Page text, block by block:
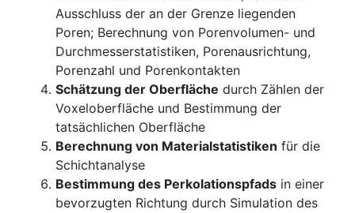
Ausschluss der an der Grenze liegenden
Poren; Berechnung von Porenvolumen- und
Durchmesserstatistiken, Porenausrichtung,
Porenzahl und Porenkontakten
Schätzung der Oberfläche durch Zählen der
Voxeloberfläche und Bestimmung der
tatsächlichen Oberfläche
Berechnung von Materialstatistiken für die
Schichtanalyse
Bestimmung des Perkolationspfads in einer
bevorzugten Richtung durch Simulation des